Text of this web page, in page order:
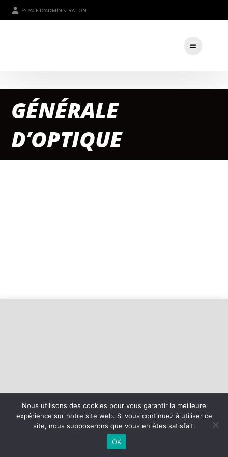
ESPACE D'ADMINISTRATION
GÉNÉRALE
D’OPTIQUE
2026 - Entente Alençon Saint Germain | Site internet réalisé par
MENTIONS LÉGALES
Nous utilisons des cookies pour vous garantir la meilleure
expérience sur notre site web. Si vous continuez à utiliser ce
site, nous supposerons que vous en êtes satisfait.
OK